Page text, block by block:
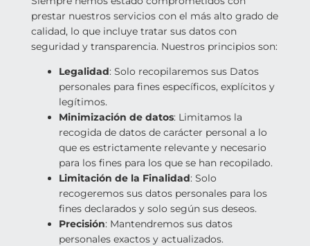
prestar nuestros servicios con el más alto grado de
calidad, lo que incluye tratar sus datos con
seguridad y transparencia. Nuestros principios son:
Legalidad: Solo recopilaremos sus Datos
personales para fines específicos, explícitos y
legítimos.
Minimización de datos: Limitamos la
recogida de datos de carácter personal a lo
que es estrictamente relevante y necesario
para los fines para los que se han recopilado.
Limitación de la Finalidad: Solo
recogeremos sus datos personales para los
fines declarados y solo según sus deseos.
Precisión: Mantendremos sus datos
personales exactos y actualizados.